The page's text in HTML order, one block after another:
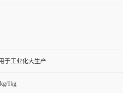
于工业化大生产
1kg